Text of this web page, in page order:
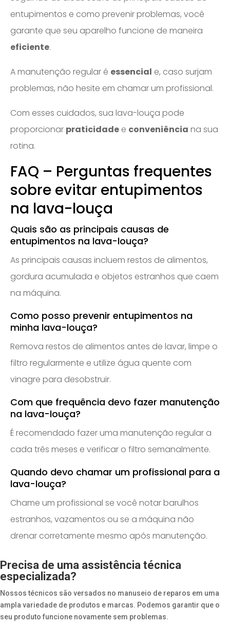
entupimentos e como prevenir problemas, você
garante que seu aparelho funcione de maneira
eficiente.
A manutenção regular é essencial e, caso surjam
problemas, não hesite em chamar um profissional.
Com esses cuidados, sua lava-louça pode
proporcionar praticidade e conveniência na sua
rotina.
FAQ – Perguntas frequentes
sobre evitar entupimentos
na lava-louça
Quais são as principais causas de
entupimentos na lava-louça?
As principais causas incluem restos de alimentos,
gordura acumulada e objetos estranhos que caem
na máquina.
Como posso prevenir entupimentos na
minha lava-louça?
Remova restos de alimentos antes de lavar, limpe o
filtro regularmente e utilize água quente com
vinagre para desobstruir.
Com que frequência devo fazer manutenção
na lava-louça?
É recomendado fazer uma manutenção regular a
cada três meses e verificar o filtro semanalmente.
Quando devo chamar um profissional para a
lava-louça?
Chame um profissional se você notar barulhos
estranhos, vazamentos ou se a máquina não
drenar corretamente mesmo após manutenção.
Precisa de uma assistência técnica
especializada?
Nossos técnicos são versados ​​no manuseio de reparos em uma
ampla variedade de produtos e marcas. Podemos garantir que o
seu produto funcione novamente sem problemas.